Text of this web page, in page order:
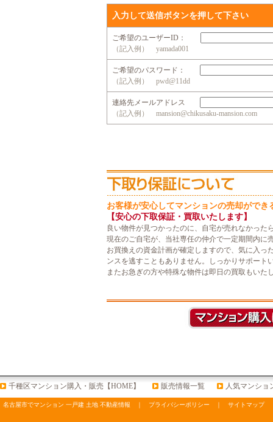
入力して送信ボタンを押して下さい
ご希望のユーザーID：
（記入例） yamada001
ご希望のパスワード：
（記入例） pwd@11dd
連絡先メールアドレス
（記入例） mansion@chikusaku-mansion.com
お客様が安心してマンションの売却がで
【安心の下取保証・買取いたします】
良い物件が見つかったのに、自宅が売れなかっ
現在のご自宅が、当社専任の仲介で一定期間内に
お買換えの資金計画が確定しますので、気に入
ンスを逃すこともありません。しっかりサポート
またお急ぎの方や特殊な物件は即日の買取もいた